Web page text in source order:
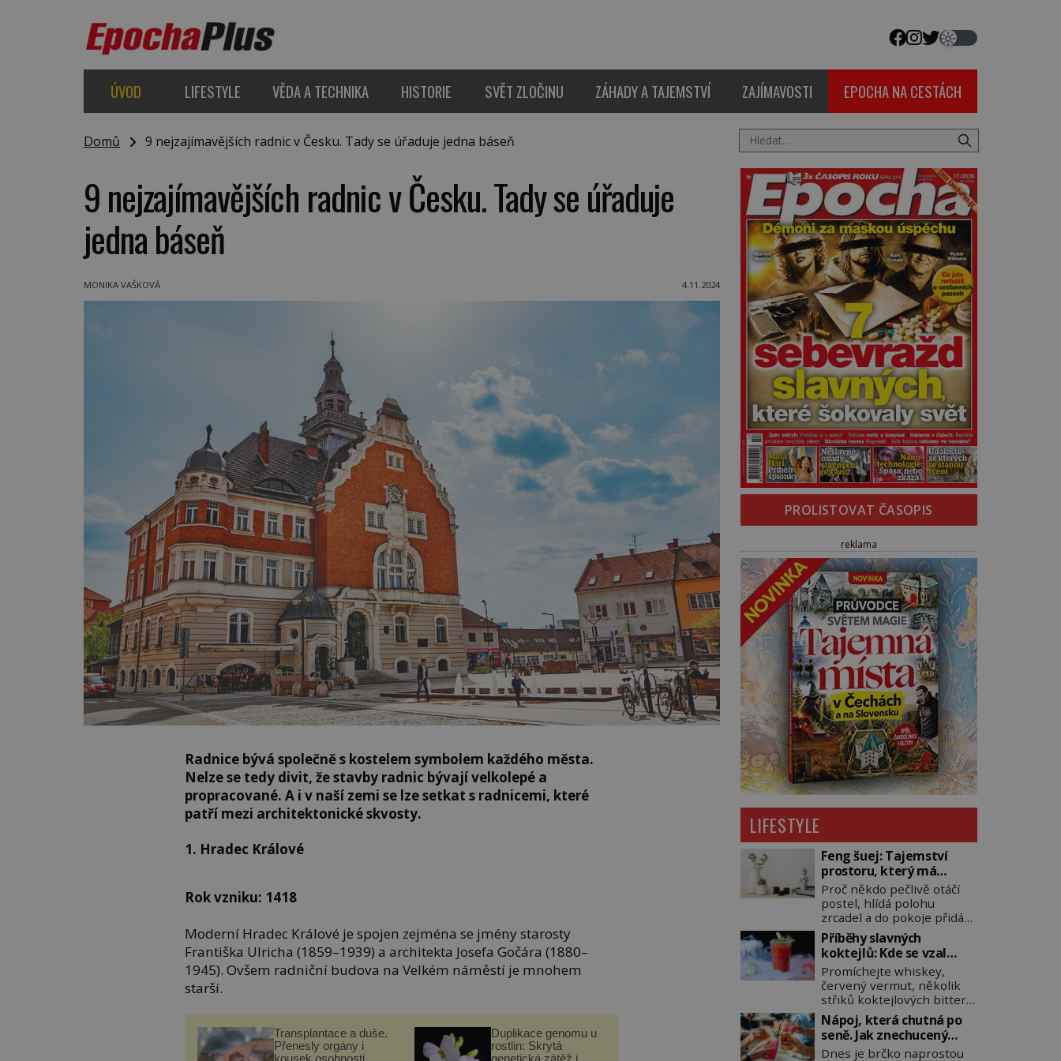
ÚVOD LIFESTYLE VĚDA A TECHNIKA HISTORIE SVĚT ZLOČINU ZÁHADY A TAJEMSTVÍ ZAJÍMAVOSTI EPOCHA NA CESTÁCH
Domů 9 nejzajímavějších radnic v Česku. Tady se úřaduje jedna báseň
9 nejzajímavějších radnic v Česku. Tady se úřaduje
jedna báseň
MONIKA VAŠKOVÁ 4.11.2024
Radnice bývá společně s kostelem symbolem každého města.
Nelze se tedy divit, že stavby radnic bývají velkolepé a
propracované. A i v naší zemi se lze setkat s radnicemi, které
patří mezi architektonické skvosty.
1. Hradec Králové
Rok vzniku: 1418
Moderní Hradec Králové je spojen zejména se jmény starosty
Františka Ulricha (1859–1939) a architekta Josefa Gočára (1880–
1945). Ovšem radniční budova na Velkém náměstí je mnohem
starší.
Transplantace a duše.
Přenesly orgány i
Duplikace genomu u
rostlin: Skrytá
PROLISTOVAT ČASOPIS
reklama
LIFESTYLE
Feng šuej: Tajemství
prostoru, který má
přinášet štěstí
Proč někdo pečlivě otáčí
postel, hlídá polohu
zrcadel a do pokoje přidává
rostliny, vodu nebo dřevo?
Feng šuej tvrdí, že domov
není jen soubor zdí a
nábytku. Je to prostor,
kterým proudí energie
čchi a jeho uspořádání
může ovlivňovat, jak se v
něm člověk cítí. Feng šuej
má kořeny ve staré Číně a
Příběhy slavných
koktejlů: Kde se vzal
Manhattan a Bloody
Mary?
Promíchejte whiskey,
červený vermut, několik
střiků koktejlových bitters
a led, sceďte, ozdobte
koktejlovou třešinkou a
tadá… Manhattan je tu! A
pokud to má být skutečně
Nápoj, která chutná po
seně. Jak znechucený
Američan vymyslel brčko
Dnes je brčko naprostou